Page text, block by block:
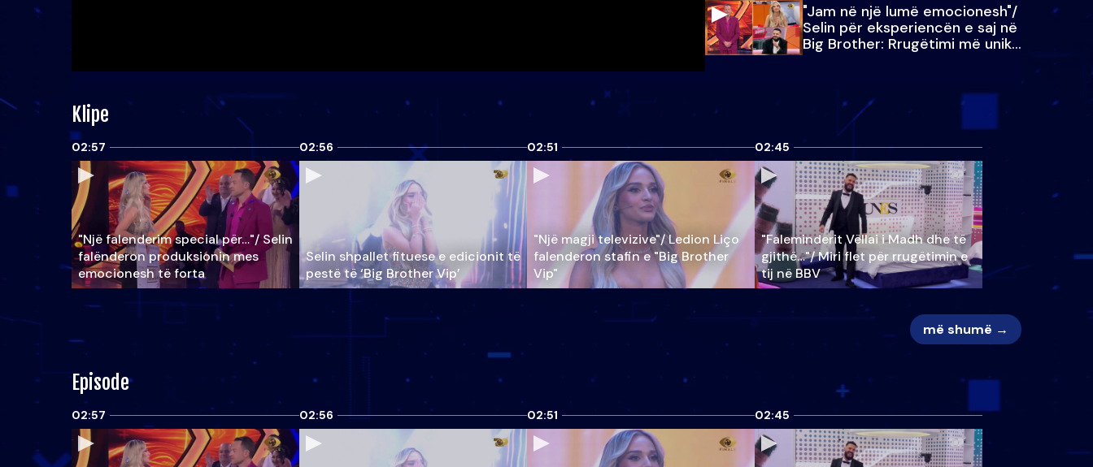
"Jam në një lumë emocionesh"/
Selin për eksperiencën e saj në
Big Brother: Rrugëtimi më unik…
Klipe
02:57
"Një falenderim special për…"/ Selin
falënderon produksionin mes
emocionesh të forta
02:56
Selin shpallet fituese e edicionit të
pestë të ‘Big Brother Vip’
02:51
"Një magji televizive"/ Ledion Liço
falenderon stafin e "Big Brother
Vip"
02:45
"Faleminderit Vëllai i Madh dhe të
gjithë…"/ Miri flet për rrugëtimin e
tij në BBV
më shumë →
Episode
02:57 02:56 02:51 02:45